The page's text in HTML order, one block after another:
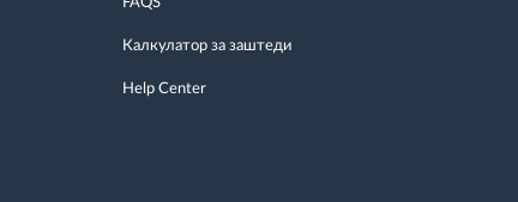
Калкулатор за заштеди
Help Center